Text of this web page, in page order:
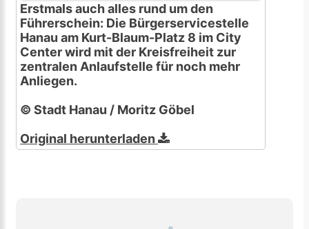
Erstmals auch alles rund um den
Führerschein: Die Bürgerservicestelle
Hanau am Kurt-Blaum-Platz 8 im City
Center wird mit der Kreisfreiheit zur
zentralen Anlaufstelle für noch mehr
Anliegen.
© Stadt Hanau / Moritz Göbel
Original herunterladen